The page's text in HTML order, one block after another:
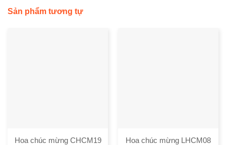
Sản phẩm tương tự
Hoa chúc mừng CHCM19 Hoa chúc mừng LHCM08